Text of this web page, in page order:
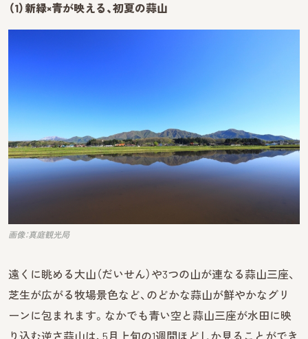
（1）新緑×青が映える、初夏の蒜山
画像：真庭観光局
遠くに眺める大山（だいせん）や3つの山が連なる蒜山三座、
芝生が広がる牧場景色など、のどかな蒜山が鮮やかなグリ
ーンに包まれます。なかでも青い空と蒜山三座が水田に映
り込む逆さ蒜山は、5月上旬の1週間ほどしか見ることができ